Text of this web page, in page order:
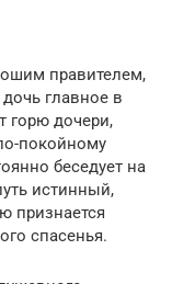
правителем,
главное в
горю дочери,
покойному
беседует на
истинный,
признается
спасенья.